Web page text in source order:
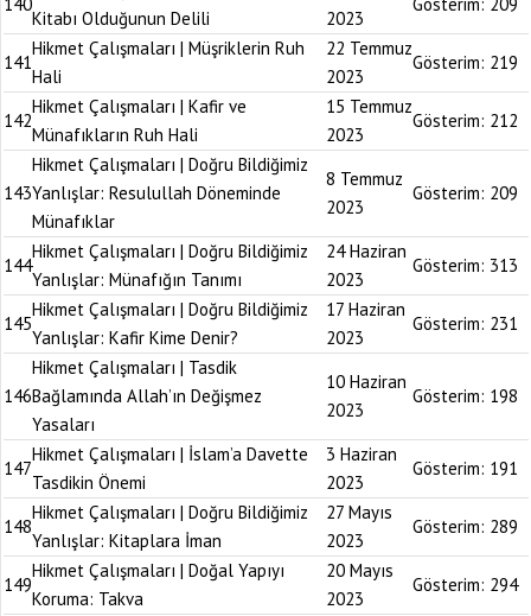
Kitabı Olduğunun Delili
2023
141
Hikmet Çalışmaları | Müşriklerin Ruh
Hali
22 Temmuz
2023
Gösterim: 219
142
Hikmet Çalışmaları | Kafir ve
Münafıkların Ruh Hali
15 Temmuz
2023
Gösterim: 212
143
Hikmet Çalışmaları | Doğru Bildiğimiz
Yanlışlar: Resulullah Döneminde
Münafıklar
8 Temmuz
2023
Gösterim: 209
144
Hikmet Çalışmaları | Doğru Bildiğimiz
Yanlışlar: Münafığın Tanımı
24 Haziran
2023
Gösterim: 313
145
Hikmet Çalışmaları | Doğru Bildiğimiz
Yanlışlar: Kafir Kime Denir?
17 Haziran
2023
Gösterim: 231
146
Hikmet Çalışmaları | Tasdik
Bağlamında Allah’ın Değişmez
Yasaları
10 Haziran
2023
Gösterim: 198
147
Hikmet Çalışmaları | İslam’a Davette
Tasdikin Önemi
3 Haziran
2023
Gösterim: 191
148
Hikmet Çalışmaları | Doğru Bildiğimiz
Yanlışlar: Kitaplara İman
27 Mayıs
2023
Gösterim: 289
149
Hikmet Çalışmaları | Doğal Yapıyı
Koruma: Takva
20 Mayıs
2023
Gösterim: 294